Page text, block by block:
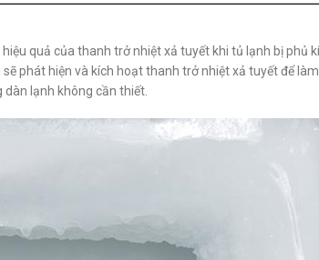
quả của thanh trở nhiệt xả tuyết khi tủ lạnh bị phủ
phát hiện và kích hoạt thanh trở nhiệt xả tuyết để
lạnh không cần thiết.